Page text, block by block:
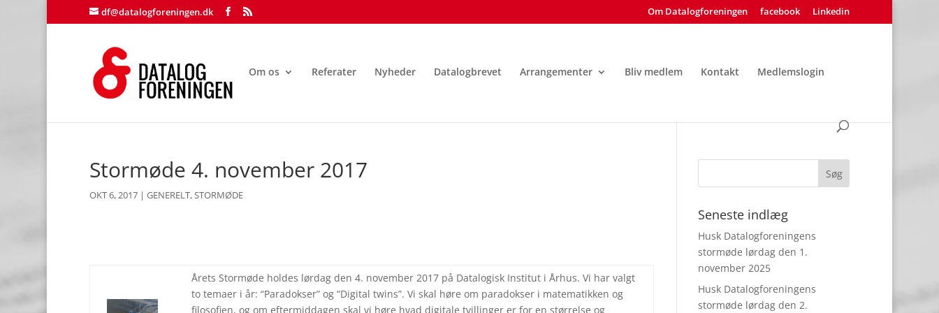
df@datalogforeningen.dk Om Datalogforeningen facebook Linkedin
Om os Referater Nyheder Datalogbrevet Arrangementer Bliv medlem Kontakt Medlemslogin
Stormøde 4. november 2017
OKT 6, 2017| GENERELT,STORMØDE
Årets Stormøde holdes lørdag den 4. november 2017 på Datalogisk Institut i Århus. Vi har valgt
to temaer i år: “Paradokser” og “Digital twins”. Vi skal høre om paradokser i matematikken og
filosofien, og om eftermiddagen skal vi høre hvad digitale tvillinger er for en størrelse og
Seneste indlæg
Husk Datalogforeningens
stormøde lørdag den 1.
november 2025
Husk Datalogforeningens
stormøde lørdag den 2.